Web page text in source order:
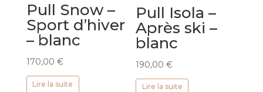
Pull Snow –
Sport d’hiver
– blanc
170,00 €
Lire la suite
Pull Isola –
Après ski –
blanc
190,00€
Lire la suite